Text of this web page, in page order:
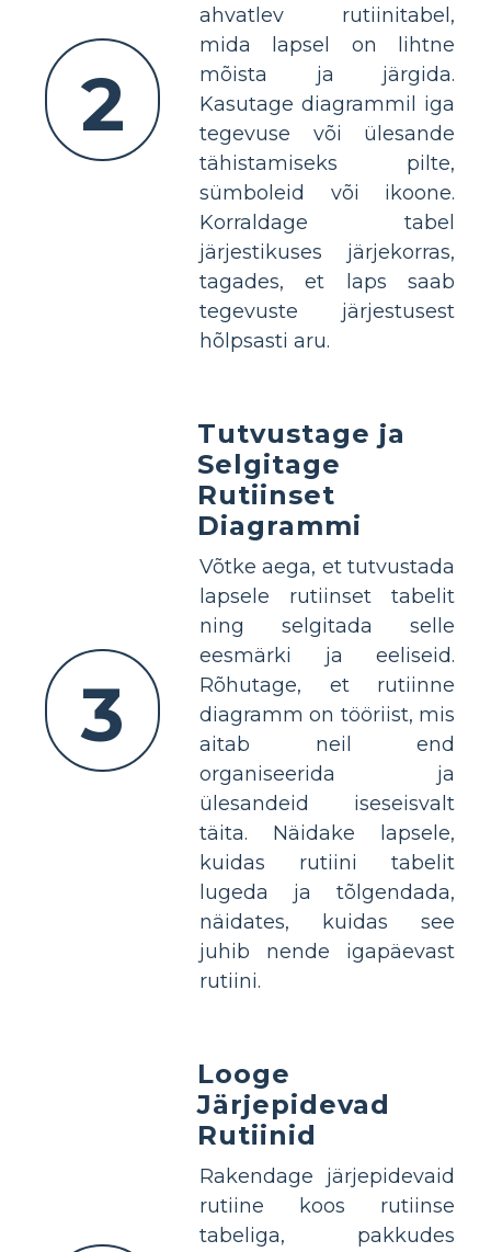
2
ahvatlev rutiinitabel,
mida lapsel on lihtne
mõista ja järgida.
Kasutage diagrammil iga
tegevuse või ülesande
tähistamiseks pilte,
sümboleid või ikoone.
Korraldage tabel
järjestikuses järjekorras,
tagades, et laps saab
tegevuste järjestusest
hõlpsasti aru.
3
Tutvustage ja
Selgitage
Rutiinset
Diagrammi
Võtke aega, et tutvustada
lapsele rutiinset tabelit
ning selgitada selle
eesmärki ja eeliseid.
Rõhutage, et rutiinne
diagramm on tööriist, mis
aitab neil end
organiseerida ja
ülesandeid iseseisvalt
täita. Näidake lapsele,
kuidas rutiini tabelit
lugeda ja tõlgendada,
näidates, kuidas see
juhib nende igapäevast
rutiini.
Looge
Järjepidevad
Rutiinid
Rakendage järjepidevaid
rutiine koos rutiinse
tabeliga, pakkudes